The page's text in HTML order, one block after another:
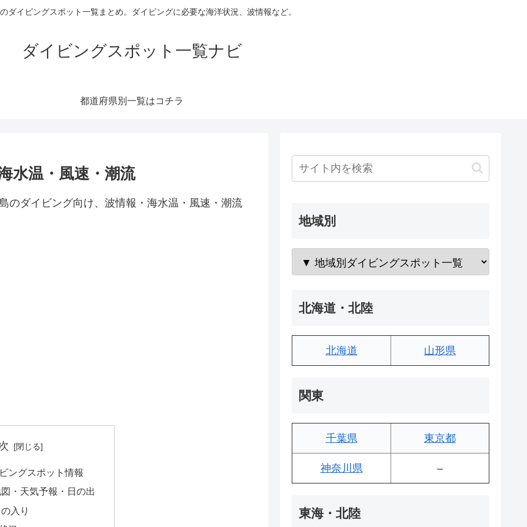
ダイビングスポット一覧まとめ。ダイビングに必要な海洋状況、波情報など。
ダイビングスポット一覧ナビ
都道府県別一覧はコチラ
水温・風速・潮流
のダイビング向け、波情報・海水温・風速・潮流
ングスポット情報
・天気予報・日の出
入り
地域別
北海道・北陸
北海道 山形県
関東
千葉県 東京都
神奈川県 –
東海・北陸